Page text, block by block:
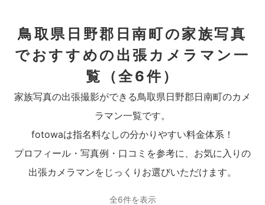
鳥取県日野郡日南町の家族写真
でおすすめの出張カメラマン一
覧
（全6件）
家族写真の出張撮影ができる鳥取県日野郡日南町のカメ
ラマン一覧です。
fotowaは指名料なしの分かりやすい料金体系！
プロフィール・写真例・口コミを参考に、お気に入りの
出張カメラマンをじっくりお選びいただけます。
全6件を表示